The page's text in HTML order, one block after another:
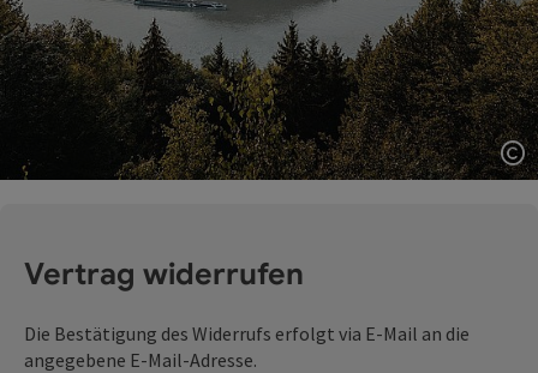
Vertrag widerrufen
Die Bestätigung des Widerrufs erfolgt via E-Mail an die
angegebene E-Mail-Adresse.